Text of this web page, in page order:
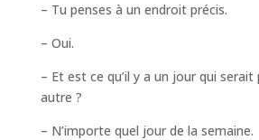
– Tu penses à un endroit précis.
– Oui.
– Et est ce qu’il y a un jour qui serait
autre ?
– N’importe quel jour de la semaine.